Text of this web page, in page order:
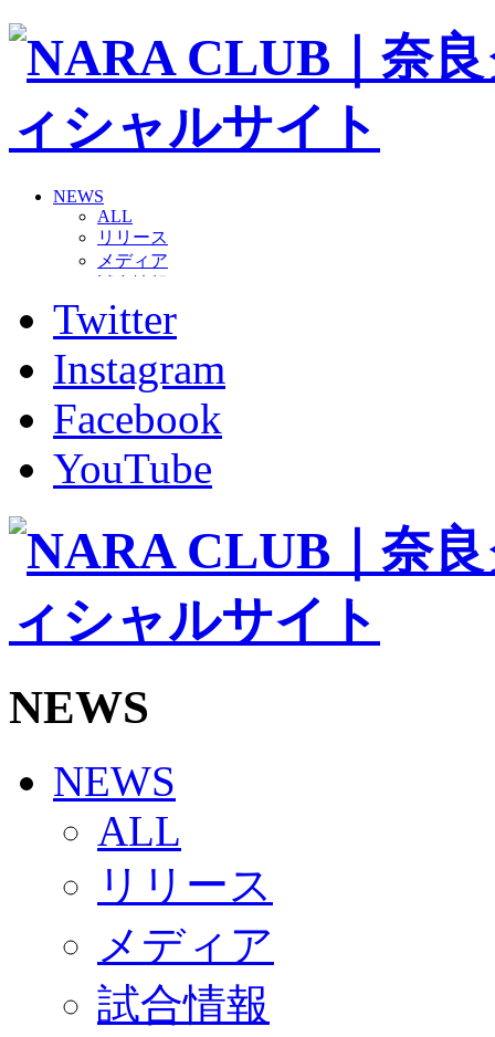
NEWS
ALL
リリース
メディア
グッズ
ファンコミュニティ
ホームタウン
コラム
その他
TEAM
2026/27トップチーム
2026/27トップチームスタッフ
バモス
チアダンススクール
ボランティアチーム「volundeer」
ビクトリーロード
HOMEGAME
観戦ルール＆マナー
Jリーグ運営管理規定
写真・動画使用ガイドライン
SCHEDULE
2026/27
練習見学時のファンサービスについて
TICKET
奈良クラブ明治安田J3リーグ2026/27シーズン試
奈良クラブ明治安田Ｊ3リーグ 2026/27シーズン「
観戦ルール＆マナー
2026/27ファンコミュニティ
サポートショップ
GOODS
オフィシャルストア（実店舗）
オンラインストア
Twitter
Instagram
Facebook
YouTube
NEWS
NEWS
ALL
リリース
メディア
試合情報